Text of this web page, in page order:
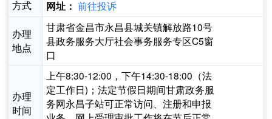
方式
网址： 前往投诉
办理
地点
甘肃省金昌市永昌县城关镇解放路10号
县政务服务大厅社会事务服务专区C5窗
口
办理
时间
上午8:30-12:00，下午14:30-18:00（法
定工作日)；法定节假日期间甘肃政务服
务网永昌子站可正常访问、注册和申报